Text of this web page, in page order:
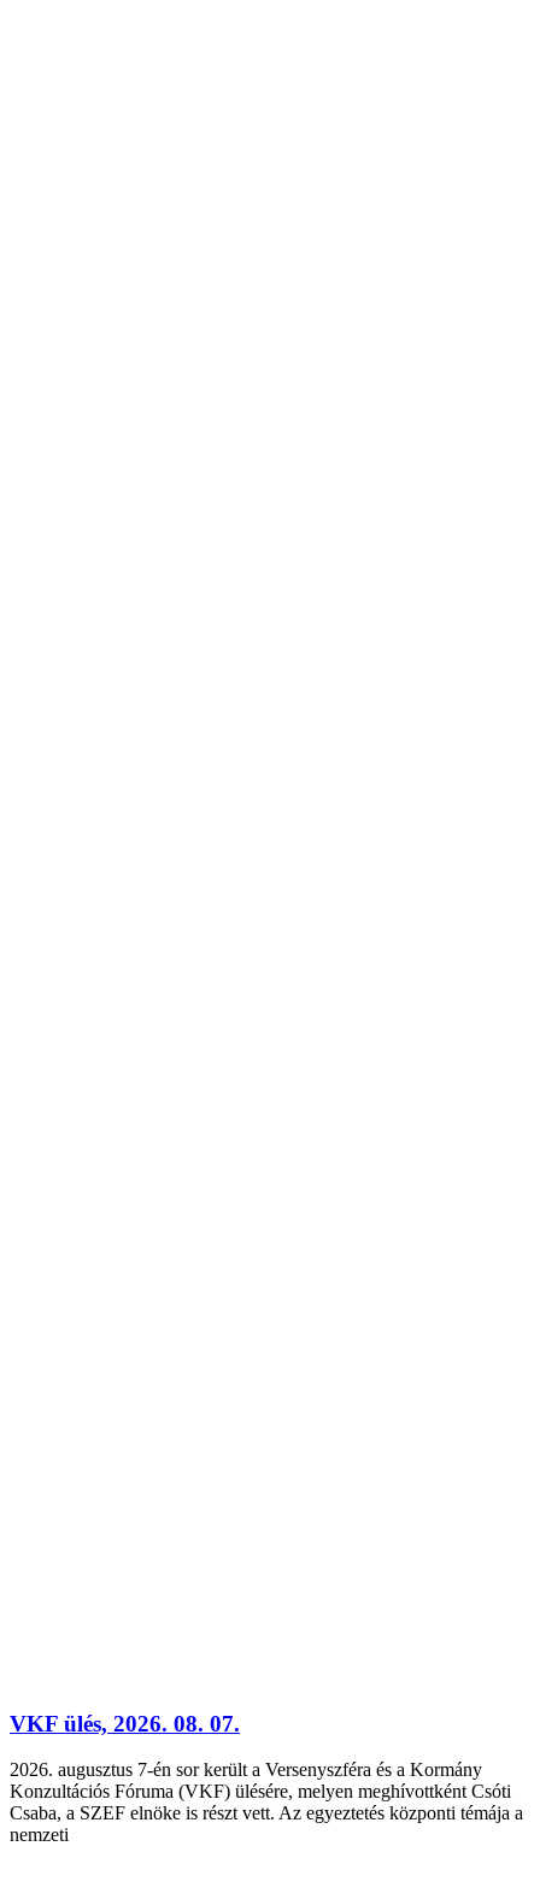
VKF ülés, 2026. 08. 07.
2026. augusztus 7-én sor került a Versenyszféra és a Kormány
Konzultációs Fóruma (VKF) ülésére, melyen meghívottként Csóti
Csaba, a SZEF elnöke is részt vett. Az egyeztetés központi témája a
nemzeti